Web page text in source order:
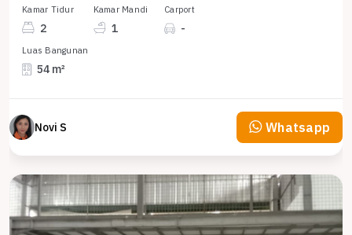
Kamar Tidur
2
Kamar Mandi
1
Carport
-
Luas Bangunan
54 m²
Novi S Whatsapp